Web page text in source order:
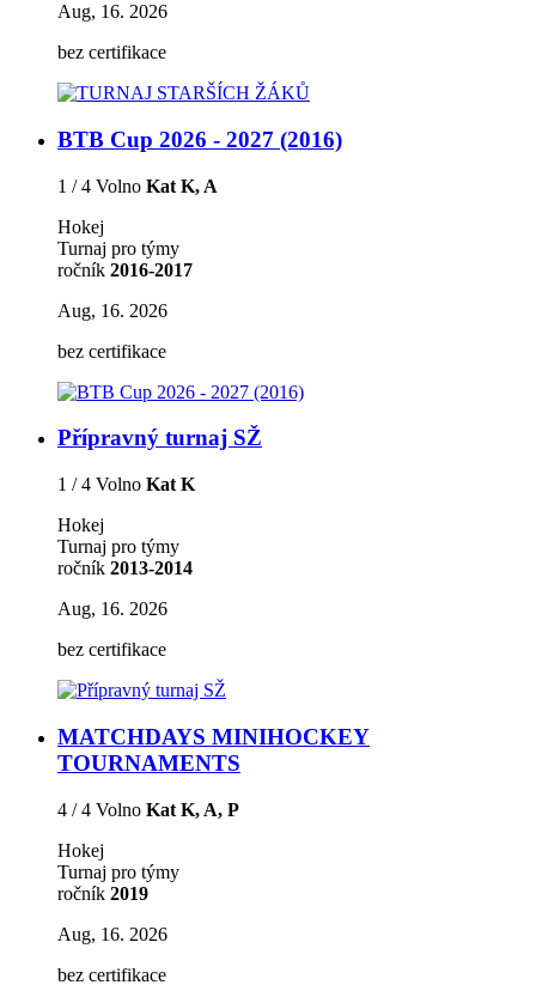
Aug, 16. 2026
bez certifikace
BTB Cup 2026 - 2027 (2016)
1 / 4 Volno Kat K, A
Hokej
Turnaj pro týmy
ročník 2016-2017
Aug, 16. 2026
bez certifikace
Přípravný turnaj SŽ
1 / 4 Volno Kat K
Hokej
Turnaj pro týmy
ročník 2013-2014
Aug, 16. 2026
bez certifikace
MATCHDAYS MINIHOCKEY
TOURNAMENTS
4 / 4 Volno Kat K, A, P
Hokej
Turnaj pro týmy
ročník 2019
Aug, 16. 2026
bez certifikace